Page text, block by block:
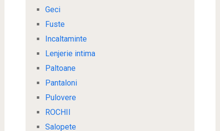
Geci
Fuste
Incaltaminte
Lenjerie intima
Paltoane
Pantaloni
Pulovere
ROCHII
Salopete